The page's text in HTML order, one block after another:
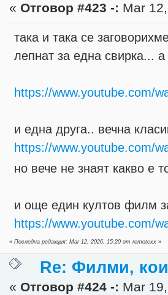
« Отговор #423 -: Mar
така и така се
лепнат за една свирка...
https://www.youtube.com/
и една друга.. вечна
https://www.youtube.com/
но вече не знаят какво е
и още един култов филм
https://www.youtube.com/
«Последна редакция: Mar 12, 2026, 15:20 от remotexx »
Re: Филми,
« Отговор #424 -: Mar